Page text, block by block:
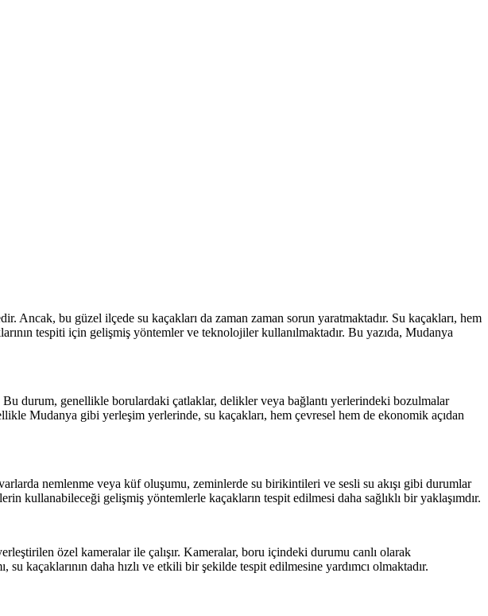
bu güzel ilçede su kaçakları da zaman zaman sorun yaratmaktadır. Su kaçakları, hem
tespiti için gelişmiş yöntemler ve teknolojiler kullanılmaktadır. Bu yazıda, Mudanya
Bu durum, genellikle borulardaki çatlaklar, delikler veya bağlantı yerlerindeki bozulmalar
Mudanya gibi yerleşim yerlerinde, su kaçakları, hem çevresel hem de ekonomik açıdan
nemlenme veya küf oluşumu, zeminlerde su birikintileri ve sesli su akışı gibi durumlar
kullanabileceği gelişmiş yöntemlerle kaçakların tespit edilmesi daha sağlıklı bir yaklaşımdır.
özel kameralar ile çalışır. Kameralar, boru içindeki durumu canlı olarak
kaçaklarının daha hızlı ve etkili bir şekilde tespit edilmesine yardımcı olmaktadır.